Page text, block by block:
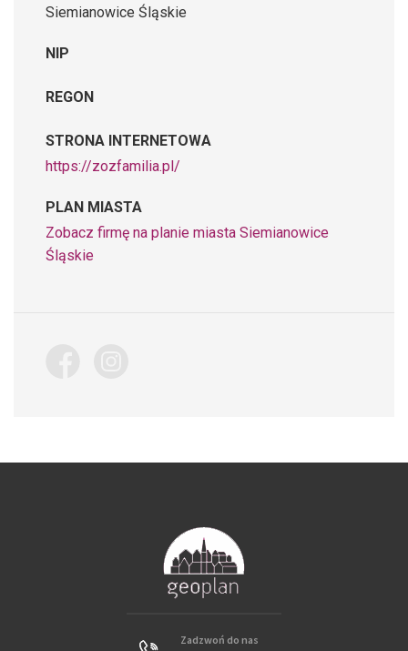
Siemianowice Śląskie
NIP
REGON
STRONA INTERNETOWA
https://zozfamilia.pl/
PLAN MIASTA
Zobacz firmę na planie miasta Siemianowice
Śląskie
Zadzwoń do nas